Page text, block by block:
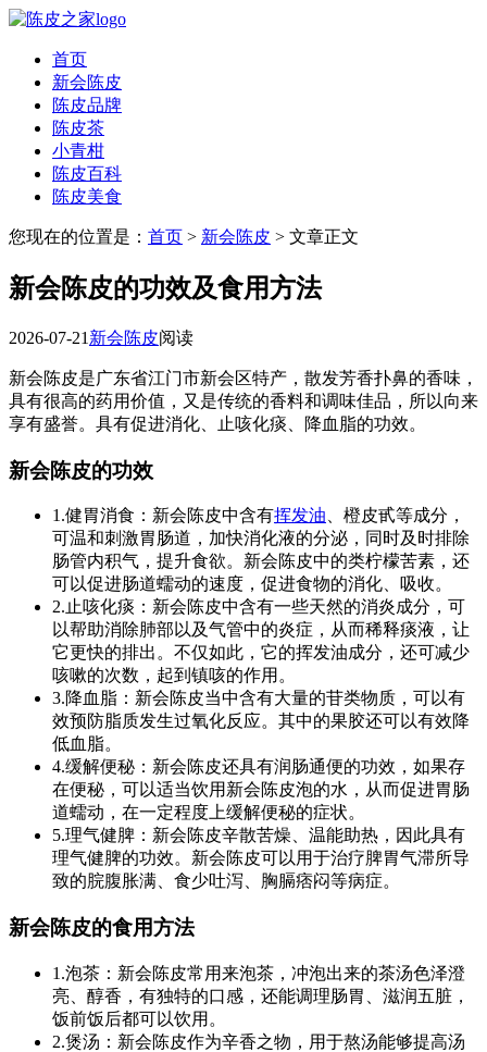
首页
新会陈皮
陈皮品牌
陈皮茶
小青柑
陈皮百科
陈皮美食
您现在的位置是： 首页 > 新会陈皮 > 文章正文
新会陈皮的功效及食用方法
2026-07-21 新会陈皮阅读
新会陈皮是广东省江门市新会区特产，散发芳香扑鼻的香味，
具有很高的药用价值，又是传统的香料和调味佳品，所以向来
享有盛誉。具有促进消化、止咳化痰、降血脂的功效。
新会陈皮的功效
1.健胃消食：新会陈皮中含有挥发油 、橙皮甙等成分，
可温和刺激胃肠道，加快消化液的分泌，同时及时排除
肠管内积气，提升食欲。新会陈皮中的类柠檬苦素，还
可以促进肠道蠕动的速度，促进食物的消化、吸收。
2.止咳化痰：新会陈皮中含有一些天然的消炎成分，可
以帮助消除肺部以及气管中的炎症，从而稀释痰液，让
它更快的排出。不仅如此，它的挥发油成分，还可减少
咳嗽的次数，起到镇咳的作用。
3.降血脂：新会陈皮当中含有大量的苷类物质，可以有
效预防脂质发生过氧化反应。其中的果胶还可以有效降
低血脂。
4.缓解便秘：新会陈皮还具有润肠通便的功效，如果存
在便秘，可以适当饮用新会陈皮泡的水，从而促进胃肠
道蠕动，在一定程度上缓解便秘的症状。
5.理气健脾：新会陈皮辛散苦燥、温能助热，因此具有
理气健脾的功效。新会陈皮可以用于治疗脾胃气滞所导
致的脘腹胀满、食少吐泻、胸膈痞闷等病症。
新会陈皮的食用方法
1.泡茶：新会陈皮常用来泡茶，冲泡出来的茶汤色泽澄
亮、醇香，有独特的口感，还能调理肠胃、滋润五脏，
饭前饭后都可以饮用。
2.煲汤：新会陈皮作为辛香之物，用于熬汤能够提高汤